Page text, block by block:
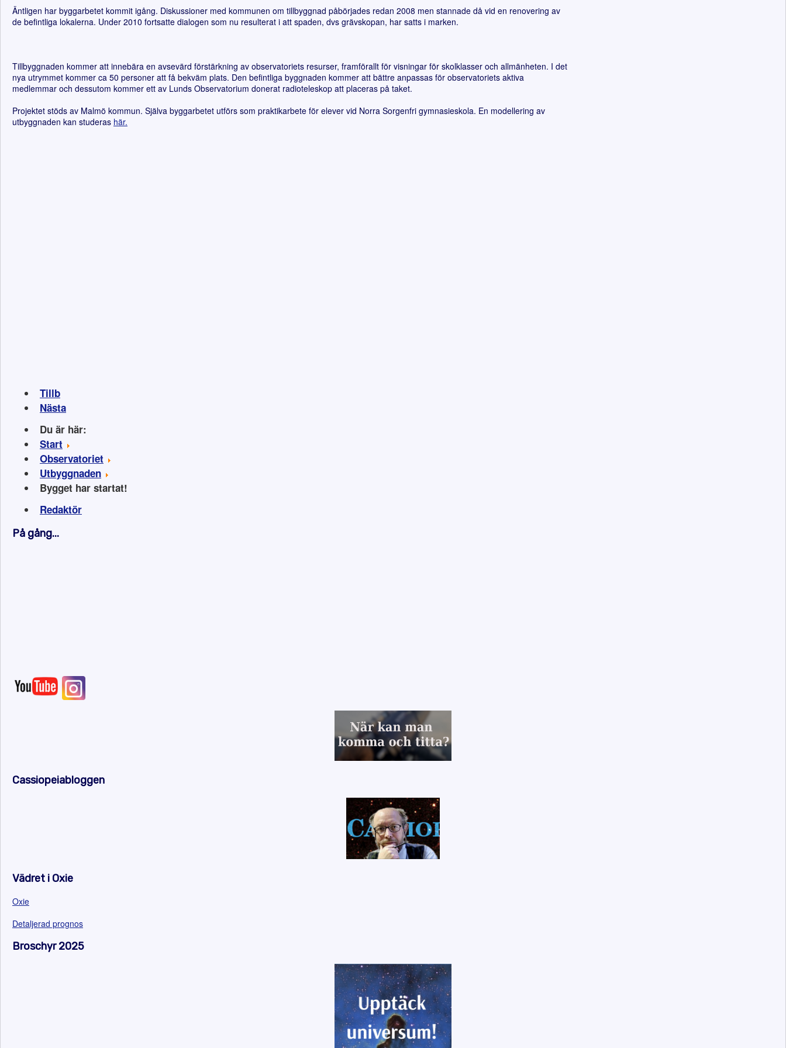
Äntligen har byggarbetet kommit igång. Diskussioner med kommunen om tillbyggnad påbörjades redan 2008 men stannade då vid en renovering av
de befintliga lokalerna. Under 2010 fortsatte dialogen som nu resulterat i att spaden, dvs grävskopan, har satts i marken.
Tillbyggnaden kommer att innebära en avsevärd förstärkning av observatoriets resurser, framförallt för visningar för skolklasser och allmänheten. I det
nya utrymmet kommer ca 50 personer att få bekväm plats. Den befintliga byggnaden kommer att bättre anpassas för observatoriets aktiva
medlemmar och dessutom kommer ett av Lunds Observatorium donerat radioteleskop att placeras på taket.
Projektet stöds av Malmö kommun. Själva byggarbetet utförs som praktikarbete för elever vid Norra Sorgenfri gymnasieskola. En modellering av
utbyggnaden kan studeras här.
Tillb
Nästa
Du är här:
Start
Observatoriet
Utbyggnaden
Bygget har startat!
Redaktör
På gång...
Cassiopeiabloggen
Vädret i Oxie
Oxie
Detaljerad prognos
Broschyr 2025